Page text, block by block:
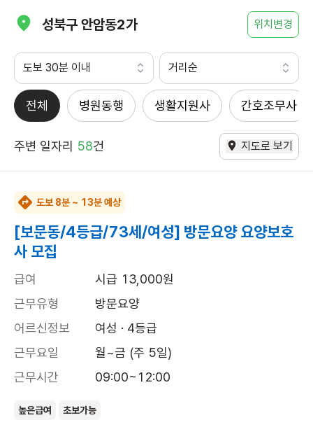
성북구 안암동2가 위치변경
도보 30분 이내 거리순
전체 병원동행 생활지원사 간호조무사
주변 일자리 58건 지도로 보기
도보 8분 ~ 13분 예상
[보문동/4등급/73세/여성] 방문요양 요양보호
사 모집
급여
시급 13,000원
근무유형
방문요양
어르신정보
여성 · 4등급
근무요일
월~금 (주 5일)
근무시간
09:00~12:00
높은급여 초보가능